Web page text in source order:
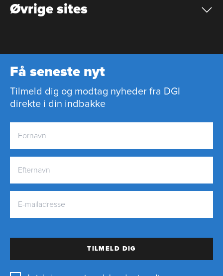
Øvrige sites
Få seneste nyt
Tilmeld dig og modtag nyheder fra DGI
direkte i din indbakke
TILMELD DIG